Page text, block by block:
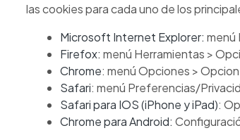
las cookies para cada uno de los
Microsoft Internet Explorer: menú
Firefox: menú Herramientas >
Chrome: menú Opciones >
Safari: menú Preferencias/
Safari para IOS (iPhone y iPad):
Chrome para Android: